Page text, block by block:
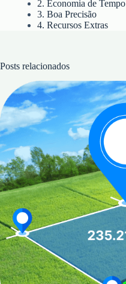
2. Economia de Tempo
3. Boa Precisão
4. Recursos Extras
Posts relacionados